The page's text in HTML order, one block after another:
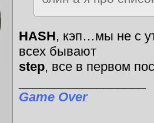
HASH, кэп…мы не с
всех бывают
step, все в первом
Game Over